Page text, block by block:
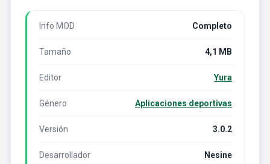
Info MOD Completo
Tamaño 4,1 MB
Editor Yura
Género Aplicaciones deportivas
Versión 3.0.2
Desarrollador Nesine